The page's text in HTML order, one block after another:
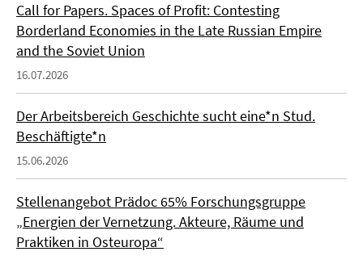
Call for Papers. Spaces of Profit: Contesting
Borderland Economies in the Late Russian Empire
and the Soviet Union
16.07.2026
Der Arbeitsbereich Geschichte sucht eine*n Stud.
Beschäftigte*n
15.06.2026
Stellenangebot Prädoc 65% Forschungsgruppe
„Energien der Vernetzung. Akteure, Räume und
Praktiken in Osteuropa“